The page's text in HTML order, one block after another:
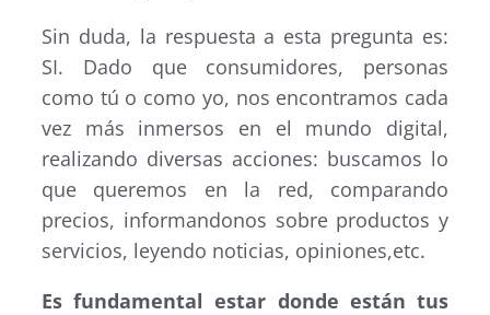
Sin duda, la respuesta a esta pregunta es:
SI. Dado que consumidores, personas
como tú o como yo, nos encontramos cada
vez más inmersos en el mundo digital,
realizando diversas acciones: buscamos lo
que queremos en la red, comparando
precios, informandonos sobre productos y
servicios, leyendo noticias, opiniones,etc.
Es fundamental estar donde están tus